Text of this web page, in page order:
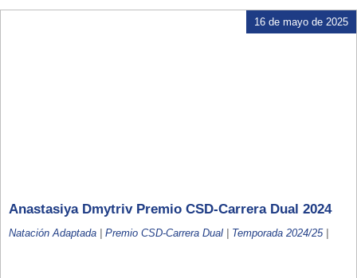
16 de mayo de 2025
Anastasiya Dmytriv Premio CSD-Carrera Dual 2024
Natación Adaptada | Premio CSD-Carrera Dual | Temporada 2024/25|